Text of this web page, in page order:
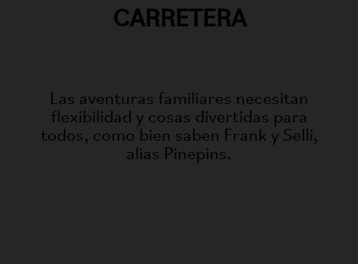
CARRETERA
Las aventuras familiares necesitan
flexibilidad y cosas divertidas para
todos, como bien saben Frank y Selli,
alias Pinepins.